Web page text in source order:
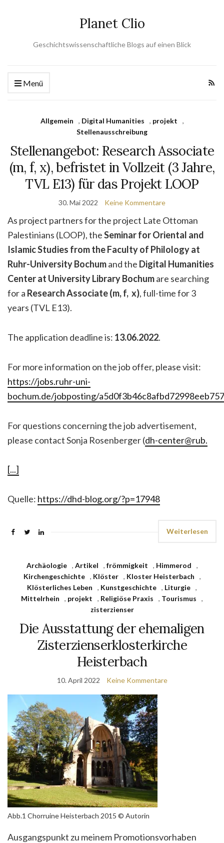
Planet Clio
Geschichtswissenschaftliche Blogs auf einen Blick
Menü
Allgemein , Digital Humanities , projekt
,
Stellenausschreibung
Stellenangebot: Research Associate
(m, f, x), befristet in Vollzeit (3 Jahre,
TVL E13) für das Projekt LOOP
30. Mai 2022 Keine Kommentare
As project partners for the project Late Ottoman
Palestinians (LOOP), theSeminar for Oriental and
Islamic Studies from the Faculty of Philology at
Ruhr-University Bochumand the Digital Humanities
Center at University Library Bochumare searching
for a Research Associate (m, f, x), full-time for 3
years (TVL E13).
The application deadline is: 13.06.2022.
For more information on the job offer, please visit:
https://jobs.ruhr-uni-
bochum.de/jobposting/
For questions concerning the job advertisement,
please contact Sonja Rosenberger (dh-center@rub.
[...]
Quelle: https://dhd-blog.org/?p=17948
Weiterlesen
Archäologie , Artikel , frömmigkeit , Himmerod
,
Kirchengeschichte
, Klöster , Kloster Heisterbach
,
Klösterliches Leben
, Kunstgeschichte , Liturgie ,
Mittelrhein
, projekt , Religiöse Praxis , Tourismus
,
zisterzienser
Die Ausstattung der ehemaligen
Zisterzienserklosterkirche
Heisterbach
10. April 2022 Keine Kommentare
Abb.1 Chorruine Heisterbach 2015 © Autorin
Ausgangspunkt zu meinem Promotionsvorhaben